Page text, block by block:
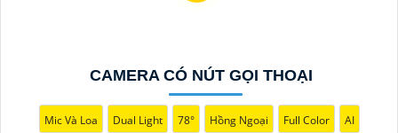
nét trong điều kiện ánh sáng yếu nhờ công nghệ
Starlight và các tính năng này giúp nâng cao hiệu quả
giám sát và bảo vệ an ninh tốt hơn.
CAMERA CÓ NÚT GỌI THOẠI
Mic Và Loa Dual Light 78° Hồng Ngoại Full Color AI